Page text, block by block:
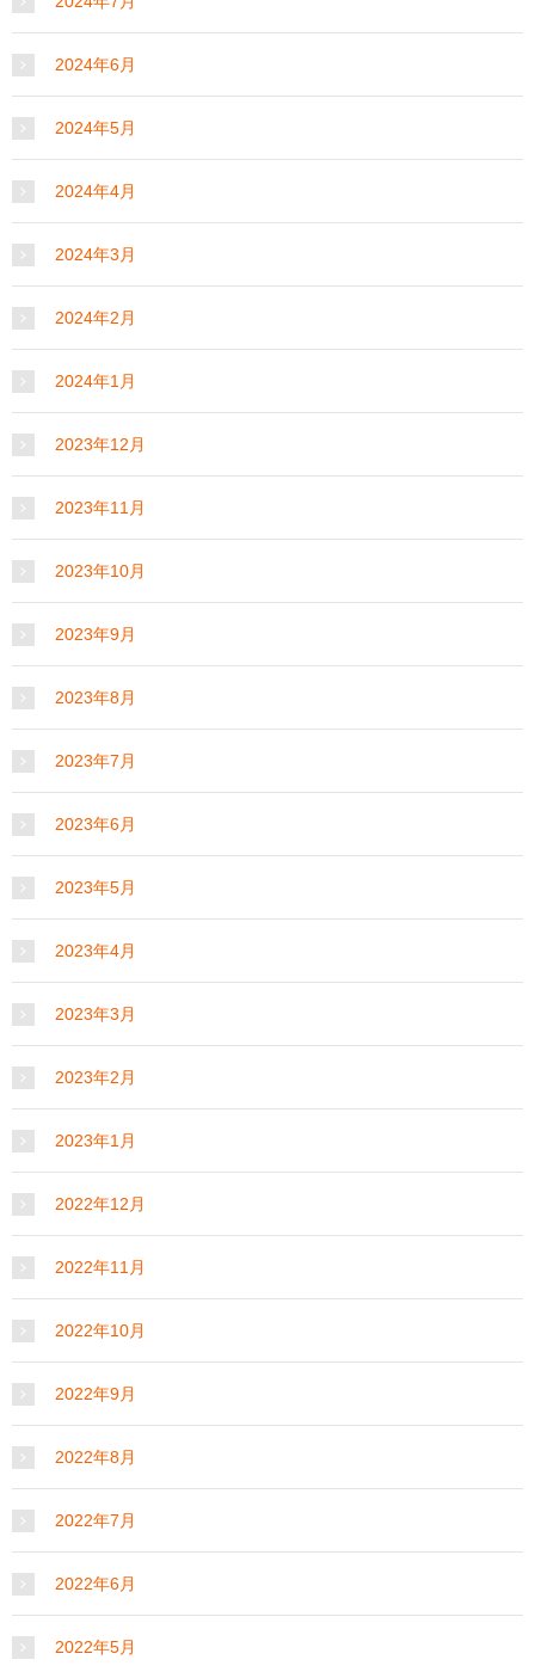
2024年6月
2024年5月
2024年4月
2024年3月
2024年2月
2024年1月
2023年12月
2023年11月
2023年10月
2023年9月
2023年8月
2023年7月
2023年6月
2023年5月
2023年4月
2023年3月
2023年2月
2023年1月
2022年12月
2022年11月
2022年10月
2022年9月
2022年8月
2022年7月
2022年6月
2022年5月